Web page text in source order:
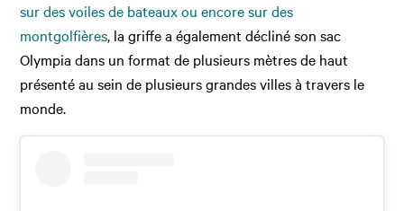
sur des voiles de bateaux ou encore sur des
montgolfières, la griffe a également décliné son sac
Olympia dans un format de plusieurs mètres de haut
présenté au sein de plusieurs grandes villes à travers le
monde.